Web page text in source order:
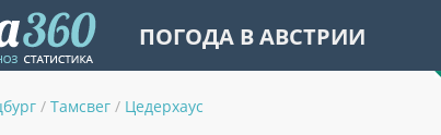
ПОГОДА В АВСТРИИ
/ Тамсвег / Цедерхаус